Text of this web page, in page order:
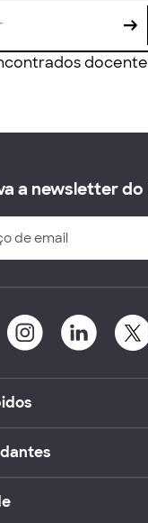
a newsletter do